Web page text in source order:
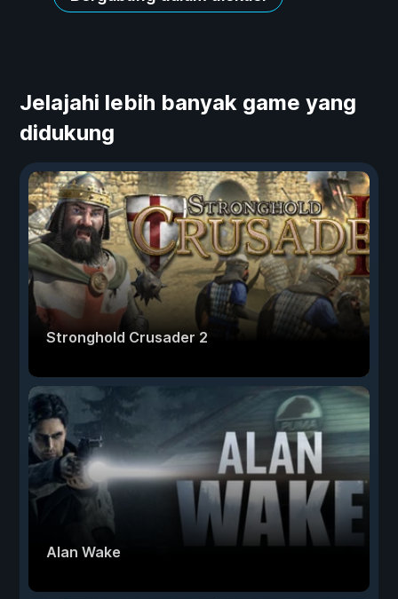
Jelajahi lebih banyak game yang
didukung
Stronghold Crusader 2
Alan Wake